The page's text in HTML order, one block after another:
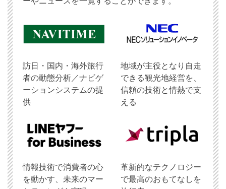
訪日・国内・海外旅行
者の動態分析／ナビゲ
ーションシステムの提
供
地域が主役となり自走
できる観光地経営を、
信頼の技術と情熱で支
える
情報技術で消費者の心
を動かす、未来のマー
革新的なテクノロジー
で最高のおもてなしを